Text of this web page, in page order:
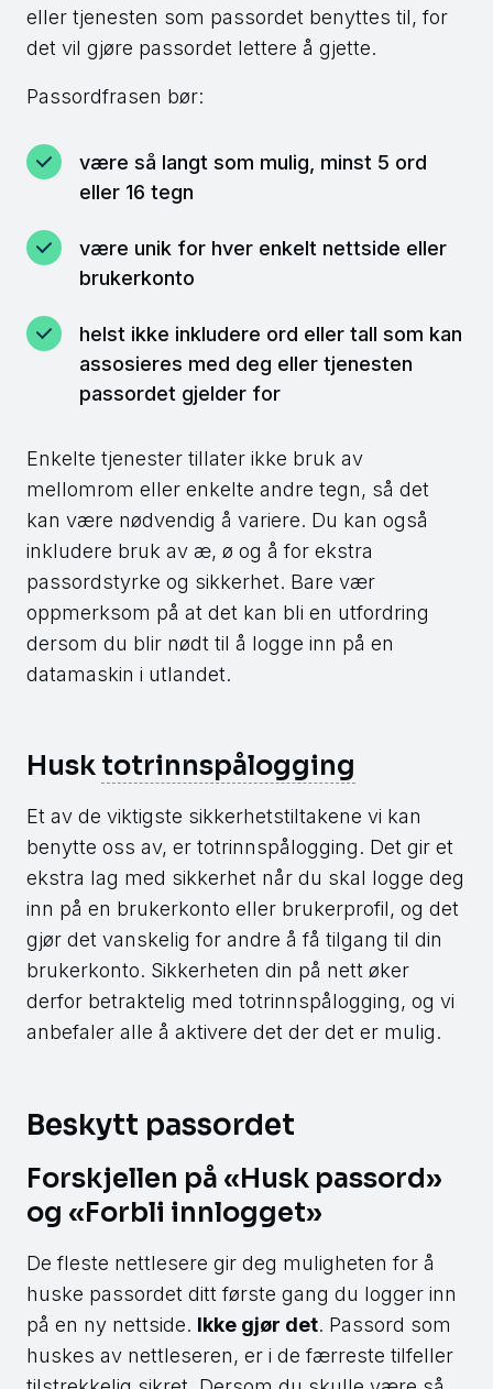
eller tjenesten som passordet benyttes til, for
det vil gjøre passordet lettere å gjette.
Passordfrasen bør:
være så langt som mulig, minst 5 ord
eller 16 tegn
være unik for hver enkelt nettside eller
brukerkonto
helst ikke inkludere ord eller tall som kan
assosieres med deg eller tjenesten
passordet gjelder for
Enkelte tjenester tillater ikke bruk av
mellomrom eller enkelte andre tegn, så det
kan være nødvendig å variere. Du kan også
inkludere bruk av æ, ø og å for ekstra
passordstyrke og sikkerhet. Bare vær
oppmerksom på at det kan bli en utfordring
dersom du blir nødt til å logge inn på en
datamaskin i utlandet.
Husk totrinnspålogging
Et av de viktigste sikkerhetstiltakene vi kan
benytte oss av, er totrinnspålogging. Det gir et
ekstra lag med sikkerhet når du skal logge deg
inn på en brukerkonto eller brukerprofil, og det
gjør det vanskelig for andre å få tilgang til din
brukerkonto. Sikkerheten din på nett øker
derfor betraktelig med totrinnspålogging, og vi
anbefaler alle å aktivere det der det er mulig.
Beskytt passordet
Forskjellen på «Husk passord»
og «Forbli innlogget»
De fleste nettlesere gir deg muligheten for å
huske passordet ditt første gang du logger inn
på en ny nettside. Ikke gjør det. Passord som
huskes av nettleseren, er i de færreste tilfeller